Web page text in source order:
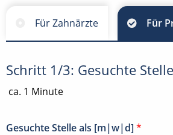
Für Zahnärzte Für
Schritt 1/3: Gesuchte Stelle
ca. 1 Minute
Gesuchte Stelle als [m|w|d] *